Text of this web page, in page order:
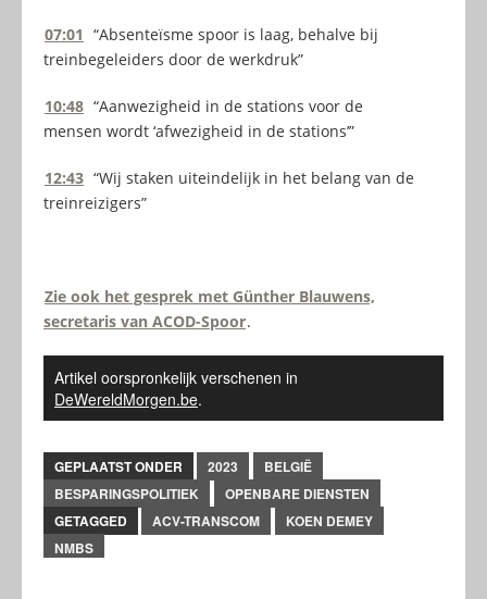
07:01 “Absenteïsme spoor is laag, behalve bij
treinbegeleiders door de werkdruk”
10:48 “Aanwezigheid in de stations voor de
mensen wordt ‘afwezigheid in de stations’”
12:43 “Wij staken uiteindelijk in het belang van de
treinreizigers”
Zie ook het gesprek met Günther Blauwens,
secretaris van ACOD-Spoor.
Artikel oorspronkelijk verschenen in
DeWereldMorgen.be.
GEPLAATST ONDER 2023
BELGIË
BESPARINGSPOLITIEK
OPENBARE DIENSTEN
GETAGGED
ACV-TRANSCOM
KOEN DEMEY
NMBS